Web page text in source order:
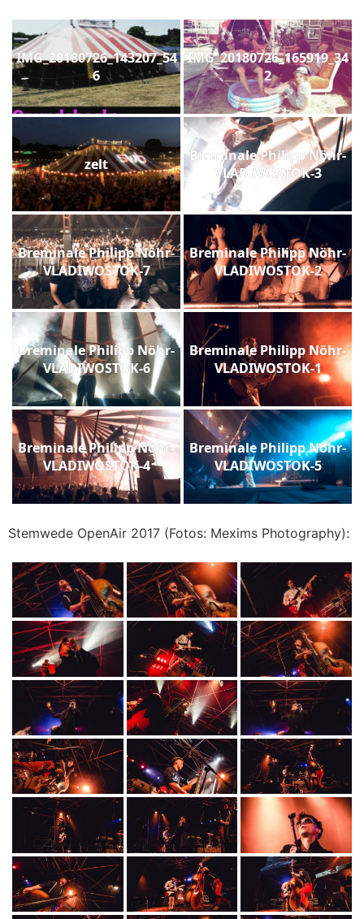
IMG_20180726_143207_54
6
IMG_20180726_165919_34
2
zelt
Breminale Philipp Nöhr-
VLADIWOSTOK-3
Breminale Philipp Nöhr-
VLADIWOSTOK-7
Breminale Philipp Nöhr-
VLADIWOSTOK-2
Breminale Philipp Nöhr-
VLADIWOSTOK-6
Breminale Philipp Nöhr-
VLADIWOSTOK-1
Breminale Philipp Nöhr-
VLADIWOSTOK-4
Breminale Philipp Nöhr-
VLADIWOSTOK-5
Stemwede OpenAir 2017 (Fotos: Mexims Photography):